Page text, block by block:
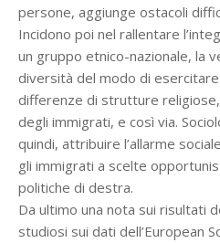
persone, aggiunge ostacoli
Incidono poi nel rallentare
un gruppo etnico-nazionale, la
diversità del modo di
differenze di strutture
degli immigrati, e così via.
quindi, attribuire l’allarme
gli immigrati a scelte
politiche di destra.
Da ultimo una nota sui risultati
studiosi sui dati dell’European